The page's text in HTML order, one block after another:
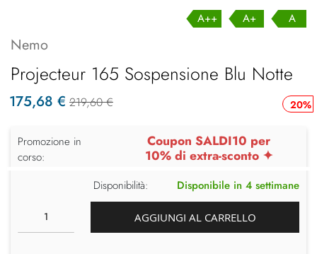
A++ A+ A
Nemo
Projecteur 165 Sospensione Blu Notte
20%
175,68 € 219,60 €
Promozione in
corso:
Coupon SALDI10 per
10% di extra-sconto ✦
Disponibilità: Disponibile in 4 settimane
AGGIUNGI AL CARRELLO